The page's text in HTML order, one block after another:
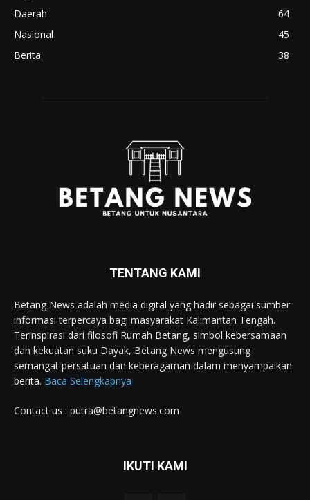
Daerah
64
Nasional
45
Berita
38
TENTANG KAMI
Betang News adalah media digital yang hadir sebagai sumber
informasi terpercaya bagi masyarakat Kalimantan Tengah.
Terinspirasi dari filosofi Rumah Betang, simbol kebersamaan
dan kekuatan suku Dayak, Betang News mengusung
semangat persatuan dan keberagaman dalam menyampaikan
berita. Baca Selengkapnya
Contact us : putra@betangnews.com
IKUTI KAMI